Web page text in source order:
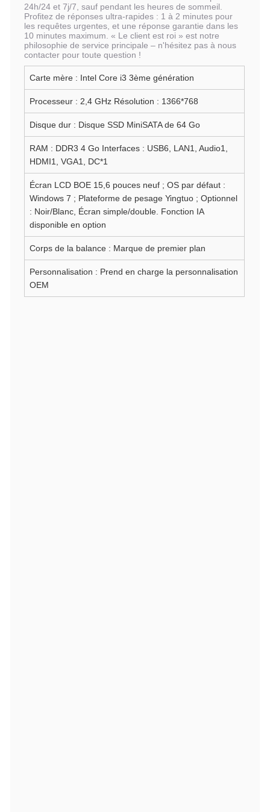
24h/24 et 7j/7, sauf pendant les heures de sommeil.
Profitez de réponses ultra-rapides : 1 à 2 minutes pour
les requêtes urgentes, et une réponse garantie dans les
10 minutes maximum. « Le client est roi » est notre
philosophie de service principale – n'hésitez pas à nous
contacter pour toute question !
Carte mère : Intel Core i3 3ème génération
Processeur : 2,4 GHz Résolution : 1366*768
Disque dur : Disque SSD MiniSATA de 64 Go
RAM : DDR3 4 Go Interfaces : USB6, LAN1, Audio1,
HDMI1, VGA1, DC*1
Écran LCD BOE 15,6 pouces neuf ; OS par défaut :
Windows 7 ; Plateforme de pesage Yingtuo ; Optionnel
: Noir/Blanc, Écran simple/double. Fonction IA
disponible en option
Corps de la balance : Marque de premier plan
Personnalisation : Prend en charge la personnalisation
OEM